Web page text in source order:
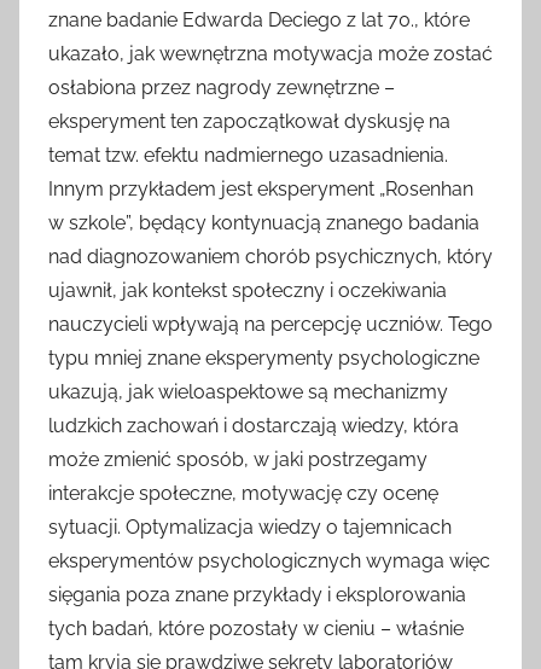
znane badanie Edwarda Deciego z lat 70., które
ukazało, jak wewnętrzna motywacja może zostać
osłabiona przez nagrody zewnętrzne –
eksperyment ten zapoczątkował dyskusję na
temat tzw. efektu nadmiernego uzasadnienia.
Innym przykładem jest eksperyment „Rosenhan
w szkole”, będący kontynuacją znanego badania
nad diagnozowaniem chorób psychicznych, który
ujawnił, jak kontekst społeczny i oczekiwania
nauczycieli wpływają na percepcję uczniów. Tego
typu mniej znane eksperymenty psychologiczne
ukazują, jak wieloaspektowe są mechanizmy
ludzkich zachowań i dostarczają wiedzy, która
może zmienić sposób, w jaki postrzegamy
interakcje społeczne, motywację czy ocenę
sytuacji. Optymalizacja wiedzy o tajemnicach
eksperymentów psychologicznych wymaga więc
sięgania poza znane przykłady i eksplorowania
tych badań, które pozostały w cieniu – właśnie
tam kryją się prawdziwe sekrety laboratoriów